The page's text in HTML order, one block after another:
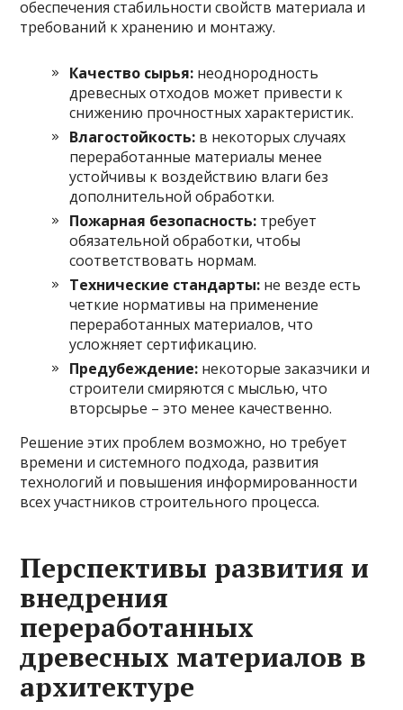
обеспечения стабильности свойств материала и
требований к хранению и монтажу.
Качество сырья: неоднородность
древесных отходов может привести к
снижению прочностных характеристик.
Влагостойкость: в некоторых случаях
переработанные материалы менее
устойчивы к воздействию влаги без
дополнительной обработки.
Пожарная безопасность: требует
обязательной обработки, чтобы
соответствовать нормам.
Технические стандарты: не везде есть
четкие нормативы на применение
переработанных материалов, что
усложняет сертификацию.
Предубеждение: некоторые заказчики и
строители смиряются с мыслью, что
вторсырье – это менее качественно.
Решение этих проблем возможно, но требует
времени и системного подхода, развития
технологий и повышения информированности
всех участников строительного процесса.
Перспективы развития и
внедрения
переработанных
древесных материалов в
архитектуре